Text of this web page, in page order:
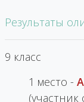
Результаты
9 класс
1 место -